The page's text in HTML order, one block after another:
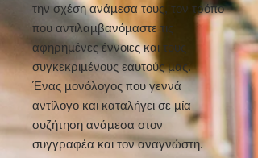
την σχέση ανάμεσα τους, τον τρόπο
που αντιλαμβανόμαστε τις
αφηρημένες έννοιες και τους
συγκεκριμένους εαυτούς μας.
Ένας μονόλογος που γεννά
αντίλογο και καταλήγει σε μία
συζήτηση ανάμεσα στον
συγγραφέα και τον αναγνώστη.